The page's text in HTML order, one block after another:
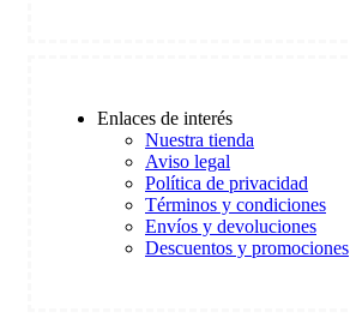
Enlaces de interés
Nuestra tienda
Aviso legal
Política de privacidad
Términos y condiciones
Envíos y devoluciones
Descuentos y promociones